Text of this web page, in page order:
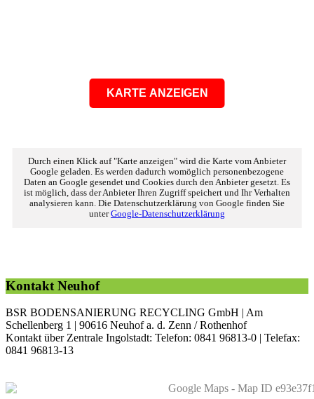
KARTE ANZEIGEN
Durch einen Klick auf "Karte anzeigen" wird die Karte vom Anbieter
Google geladen. Es werden dadurch womöglich personenbezogene
Daten an Google gesendet und Cookies durch den Anbieter gesetzt. Es
ist möglich, dass der Anbieter Ihren Zugriff speichert und Ihr Verhalten
analysieren kann. Die Datenschutzerklärung von Google finden Sie
unterGoogle-Datenschutzerklärung
Kontakt Neuhof
BSR BODENSANIERUNG RECYCLING GmbH | Am
Schellenberg 1 | 90616 Neuhof a. d. Zenn / Rothenhof
Kontakt über Zentrale Ingolstadt: Telefon: 0841 96813-0 | Telefax:
0841 96813-13